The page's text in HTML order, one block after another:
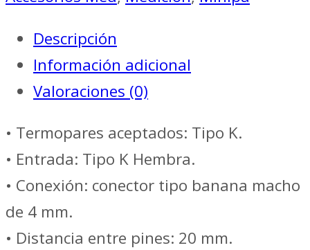
MINI
TERMOPAR
ESTÁNDAR
PARA
PIN
BANANA
DE
4MM.
Descripción
Información adicional
Valoraciones (0)
• Termopares aceptados: Tipo K.
• Entrada: Tipo K Hembra.
• Conexión: conector tipo banana macho
de 4 mm.
• Distancia entre pines: 20 mm.